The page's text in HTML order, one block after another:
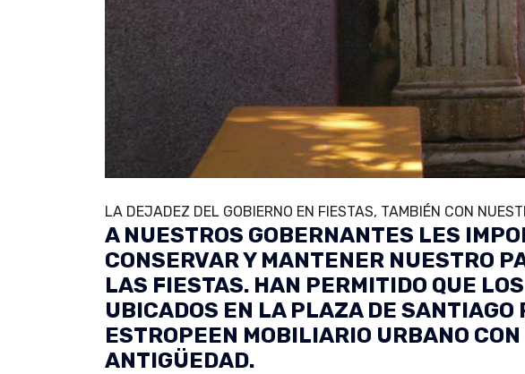
LA DEJADEZ DEL GOBIERNO EN FIESTAS, TAMBIÉN CON
A NUESTROS GOBERNANTES LES
CONSERVAR Y MANTENER NUESTRO
LAS FIESTAS. HAN PERMITIDO QUE
UBICADOS EN LA PLAZA DE SANTIAGO
ESTROPEEN MOBILIARIO URBANO
ANTIGÜEDAD.